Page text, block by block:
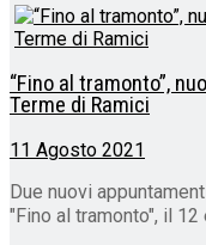
“Fino al tramonto”,
Terme di Ramici
11 Agosto 2021
Due nuovi
"Fino al tramonto", il